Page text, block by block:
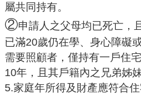
m
隱
私
權
政
策
屬共同持有。
②申請人之父母均已死亡，
已滿20歲仍在學、身心障礙
需要照顧者，僅持有一戶住
10年，且其戶籍內之兄弟姊
5.家庭年所得及財產應符合